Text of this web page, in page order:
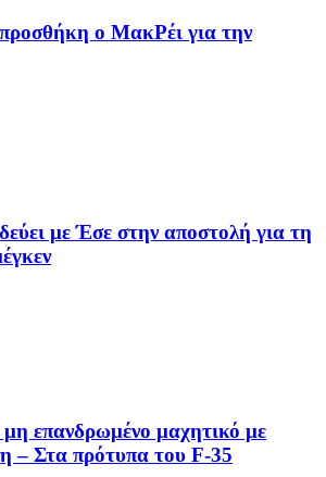
ο ΜακΡέι για την
με Έσε στην αποστολή για τη
μη επανδρωμένο μαχητικό με
– Στα πρότυπα του F-35